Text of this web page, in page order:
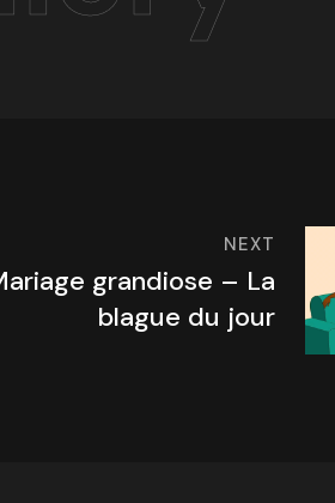
NEXT
grandiose – La
blague du jour